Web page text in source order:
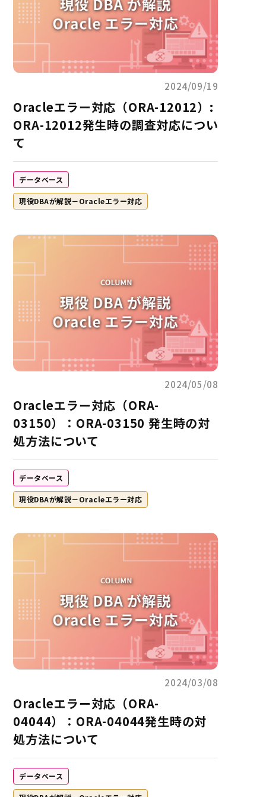
2024/09/19
Oracleエラー対応（ORA-12012）:
ORA-12012発生時の調査対応につい
て
データベース
現役DBAが解説－Oracleエラー対応
2024/05/08
Oracleエラー対応（ORA-
03150）：ORA-03150 発生時の対
処方法について
データベース
現役DBAが解説－Oracleエラー対応
2024/03/08
Oracleエラー対応（ORA-
04044）：ORA-04044発生時の対
処方法について
データベース